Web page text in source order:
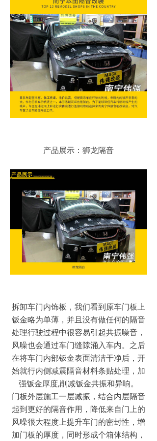
产品展示：狮龙隔音
拆卸车门内饰板，我们看到原车门板上
钣金略为单薄，并且没有做任何的隔音
处理行驶过程中很容易引起共振噪音，
风噪也会通过车门缝隙涌入车内。之后
在将车门内部钣金表面清洁干净后，开
始就行内侧减震隔音材料条贴处理，加
强钣金厚度,削减钣金共振和异响。
门板外层施工一层减振，结合内层隔音
起到更好的隔音作用，降低来自门上的
风噪很大程度上提升车门的密封性，增
加门板的厚度，同时形成个箱体结构，